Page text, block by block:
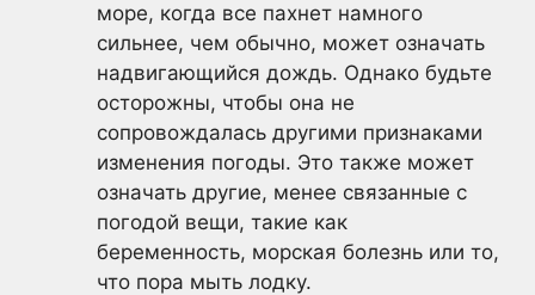
море, когда все пахнет намного
сильнее, чем обычно, может означать
надвигающийся дождь. Однако будьте
осторожны, чтобы она не
сопровождалась другими признаками
изменения погоды. Это также может
означать другие, менее связанные с
погодой вещи, такие как
беременность, морская болезнь или то,
что пора мыть лодку.